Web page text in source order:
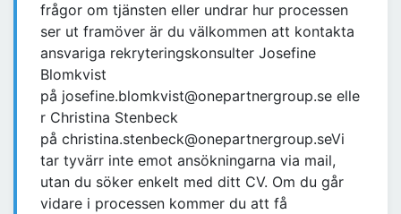
frågor om tjänsten eller undrar hur processen
ser ut framöver är du välkommen att kontakta
ansvariga rekryteringskonsulter Josefine
Blomkvist
på josefine.blomkvist@onepartnergroup.se elle
r Christina Stenbeck
på christina.stenbeck@onepartnergroup.seVi
tar tyvärr inte emot ansökningarna via mail,
utan du söker enkelt med ditt CV. Om du går
vidare i processen kommer du att få